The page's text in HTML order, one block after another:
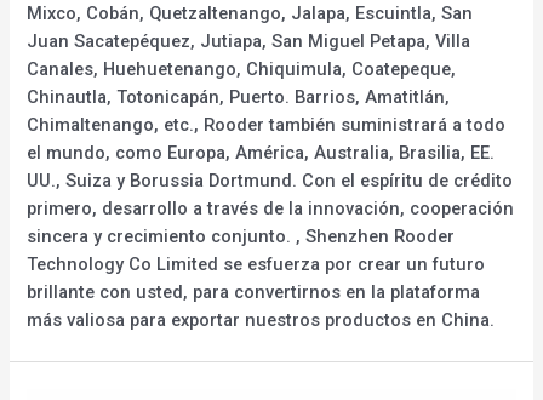
Mixco, Cobán, Quetzaltenango, Jalapa, Escuintla, San
Juan Sacatepéquez, Jutiapa, San Miguel Petapa, Villa
Canales, Huehuetenango, Chiquimula, Coatepeque,
Chinautla, Totonicapán, Puerto. Barrios, Amatitlán,
Chimaltenango, etc., Rooder también suministrará a todo
el mundo, como Europa, América, Australia, Brasilia, EE.
UU., Suiza y Borussia Dortmund. Con el espíritu de crédito
primero, desarrollo a través de la innovación, cooperación
sincera y crecimiento conjunto. , Shenzhen Rooder
Technology Co Limited se esfuerza por crear un futuro
brillante con usted, para convertirnos en la plataforma
más valiosa para exportar nuestros productos en China.